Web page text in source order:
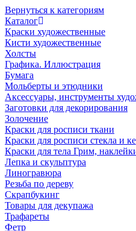
Вернуться к категориям
Каталог
Краски художественные
Кисти художественные
Холсты
Графика. Иллюстрация
Бумага
Мольберты и этюдники
Аксессуары, инструменты
Заготовки для декорирования
Золочение
Краски для росписи ткани
Краски для росписи стекла и
Краски для тела Грим,
Лепка и скульптура
Линогравюра
Резьба по дереву
Скрапбукинг
Товары для декупажа
Трафареты
Фетр